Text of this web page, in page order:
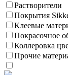
Растворители
Покрытия
Клеевые
Покрасочное
Коллеровка
Прочие